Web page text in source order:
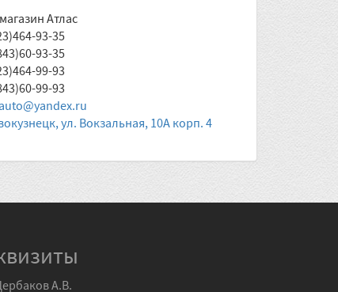
Атлас
93-35
93-35
99-93
99-93
ул. Вокзальная, 10А корп. 4
А.В.